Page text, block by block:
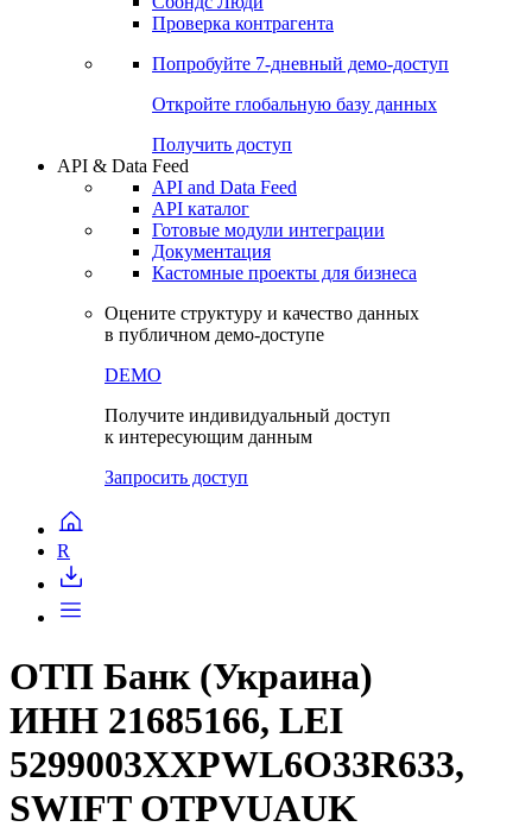
Сохраненные запросы
Чат
Проверка контрагента
Попробуйте7-дневный
Откройте глобальную базу данных
Получить доступ
API & Data Feed
API and Data Feed
Готовые модули интеграции
Документация
в публичном демо-доступе
ОТП Банк (Украина)
ИНН 21685166, LEI